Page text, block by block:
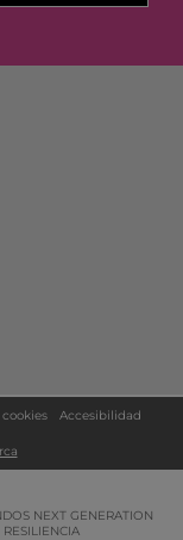
Accesibilidad
NEXT GENERATION